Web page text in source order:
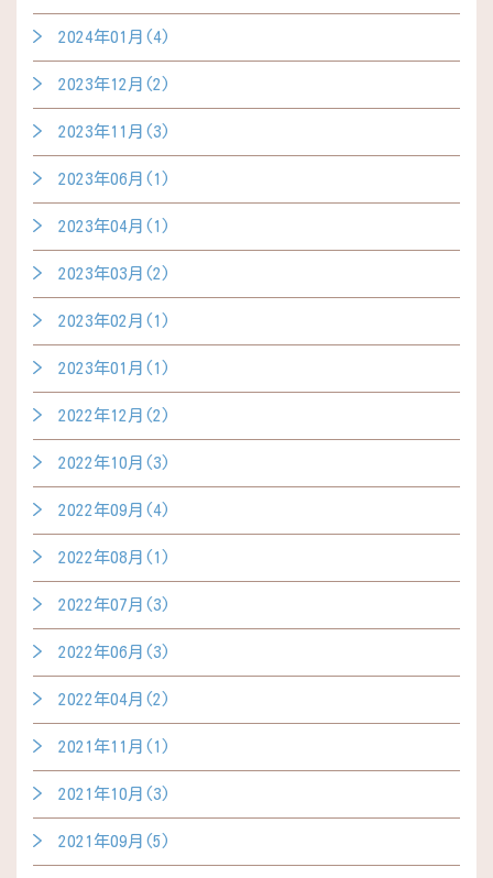
2024年01月(4)
2023年12月(2)
2023年11月(3)
2023年06月(1)
2023年04月(1)
2023年03月(2)
2023年02月(1)
2023年01月(1)
2022年12月(2)
2022年10月(3)
2022年09月(4)
2022年08月(1)
2022年07月(3)
2022年06月(3)
2022年04月(2)
2021年11月(1)
2021年10月(3)
2021年09月(5)